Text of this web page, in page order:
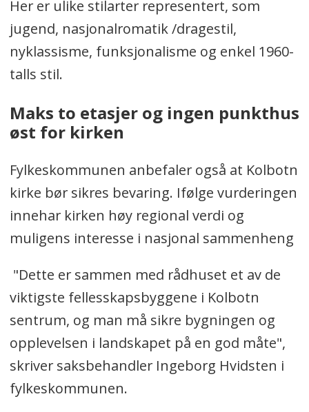
Her er ulike stilarter representert, som
jugend, nasjonalromatik /dragestil,
nyklassisme, funksjonalisme og enkel 1960-
talls stil.
Maks to etasjer og ingen punkthus
øst for kirken
Fylkeskommunen anbefaler også at Kolbotn
kirke bør sikres bevaring. Ifølge vurderingen
innehar kirken høy regional verdi og
muligens interesse i nasjonal sammenheng
"Dette er sammen med rådhuset et av de
viktigste fellesskapsbyggene i Kolbotn
sentrum, og man må sikre bygningen og
opplevelsen i landskapet på en god måte",
skriver saksbehandler Ingeborg Hvidsten i
fylkeskommunen.